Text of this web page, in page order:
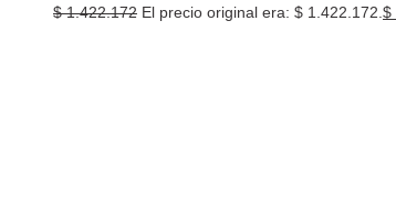
$1.422.172 El precio original era: $ 1.422.172. $